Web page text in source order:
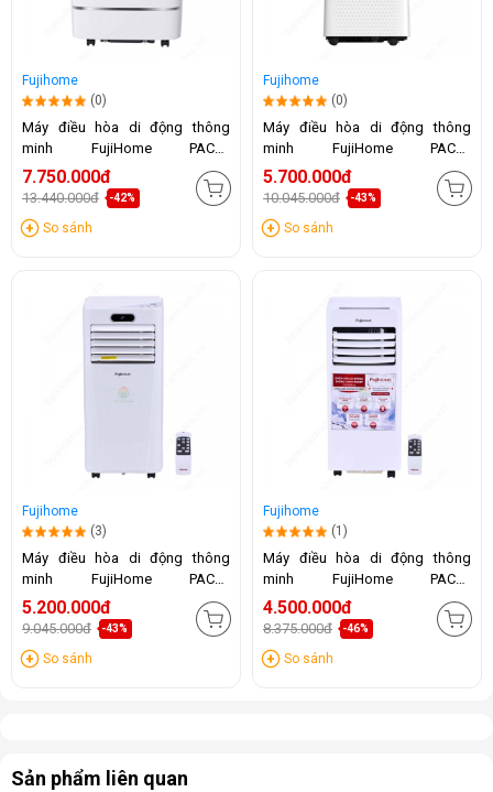
Fujihome
(0)
Máy điều hòa di động thông
minh FujiHome PAC12
(12.000BTU)
7.750.000đ
13.440.000đ -42%
So sánh
Fujihome
(0)
Máy điều hòa di động thông
minh FujiHome PAC10
(10.000BTU)
5.700.000đ
10.045.000đ -43%
So sánh
Fujihome
(3)
Máy điều hòa di động thông
minh FujiHome PAC09
(9000BTU)
5.200.000đ
9.045.000đ -43%
So sánh
Fujihome
(1)
Máy điều hòa di động thông
minh FujiHome PAC07
(7000BTU)
4.500.000đ
8.375.000đ -46%
So sánh
Sản phẩm liên quan